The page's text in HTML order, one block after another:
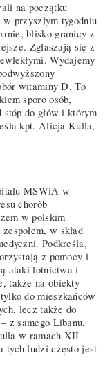
na początku
przyszłym tygodniu
blisko granicy z
Zgłaszają się z
Wydajemy
witaminy D. To
sporo osób,
do głów i którym
kpt. Alicja Kulla,
MSWiA w
chorób
w polskim
w skład
Podkreśla,
z pomocy i
ataki lotnictwa i
także na obiekty
do mieszkańców
lecz także do
z samego Libanu,
w ramach XII
tych ludzi często jest